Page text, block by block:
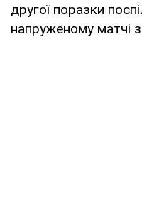
другої поразки
напруженому матчі